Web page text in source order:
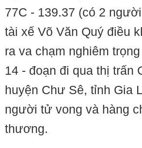
77C - 139.37 (có 2
tài xế Võ Văn Quý điều
ra va chạm nghiêm
14 - đoạn đi qua thị trấn
huyện Chư Sê, tỉnh Gia
người tử vong và hàng
thương.